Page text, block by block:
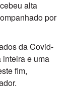
alta
por
da Covid-
inteira e uma
fim,